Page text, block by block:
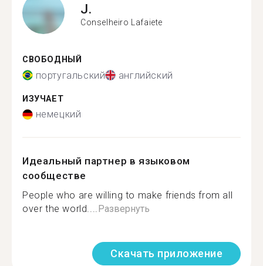
J.
Conselheiro Lafaiete
СВОБОДНЫЙ
португальский английский
ИЗУЧАЕТ
немецкий
Идеальный партнер в языковом
сообществе
People who are willing to make friends from all
over the world....Развернуть
Скачать приложение